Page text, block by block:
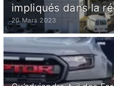
impliqués dans la
20 Mars 2023